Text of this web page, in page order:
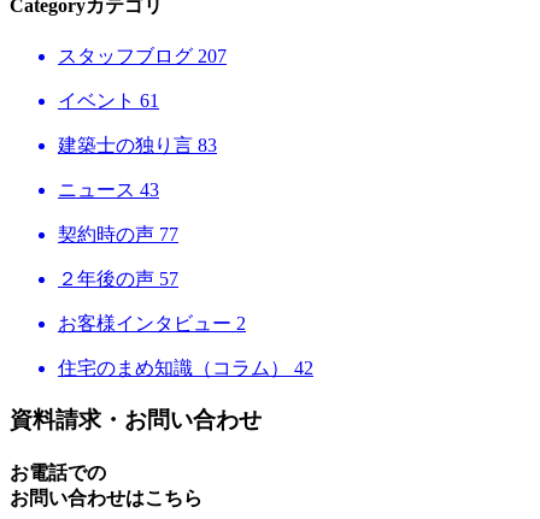
Categoryカテゴリ
スタッフブログ 207
イベント 61
建築士の独り言 83
ニュース 43
契約時の声 77
２年後の声 57
お客様インタビュー 2
住宅のまめ知識（コラム） 42
資料請求・お問い合わせ
お電話での
お問い合わせはこちら